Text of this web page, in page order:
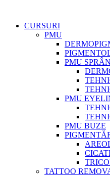
CURSURI
PMU
PMU
PMU
PMU BUZE
TATTOO